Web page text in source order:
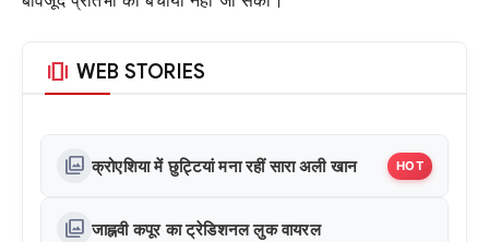
amp_stories WEB STORIES
photo_library क्रोएशिया में छुट्टियां मना रहीं सारा अली खान HOT
photo_library जाह्नवी कपूर का ट्रेडिशनल लुक वायरल